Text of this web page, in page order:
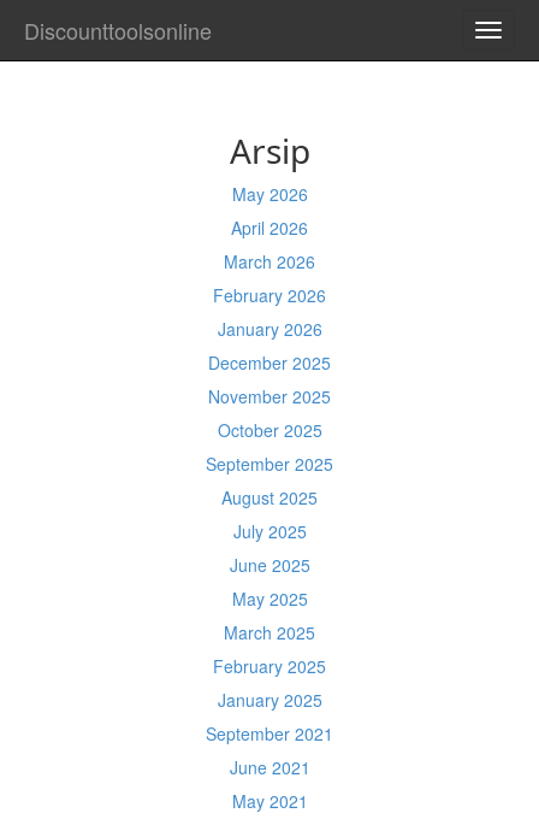
Discounttoolsonline
Arsip
May 2026
April 2026
March 2026
February 2026
January 2026
December 2025
November 2025
October 2025
September 2025
August 2025
July 2025
June 2025
May 2025
March 2025
February 2025
January 2025
September 2021
June 2021
May 2021